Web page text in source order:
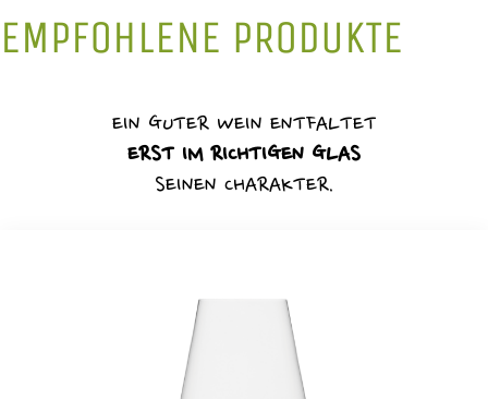
EMPFOHLENE PRODUKTE
EIN GUTER WEIN ENTFALTET
ERST IM RICHTIGEN GLAS
SEINEN CHARAKTER.